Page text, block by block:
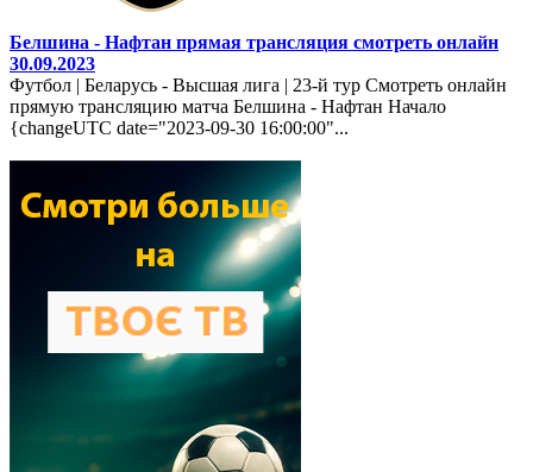
Белшина - Нафтан прямая трансляция смотреть онлайн
30.09.2023
Футбол | Беларусь - Высшая лига | 23-й тур Смотреть онлайн
прямую трансляцию матча Белшина - Нафтан Начало
{changeUTC date="2023-09-30 16:00:00"...